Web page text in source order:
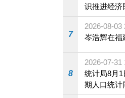
识推进经济
7
2026-08-03
岑浩辉在福
8
2026-07-31
统计局8月1日起派员
期人口统计